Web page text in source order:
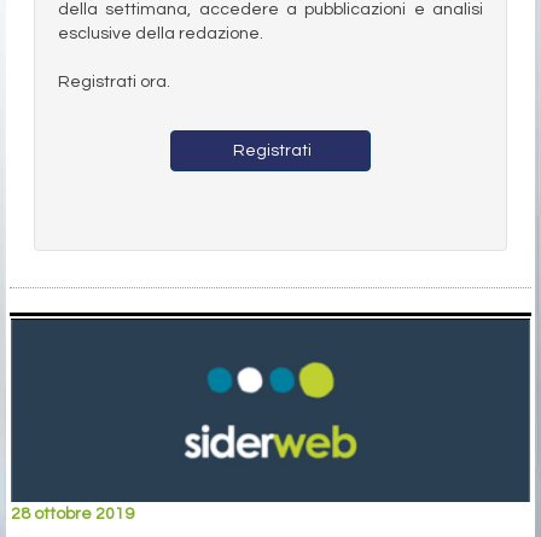
della settimana, accedere a pubblicazioni e analisi
esclusive della redazione.
Registrati ora.
Registrati
28 ottobre 2019